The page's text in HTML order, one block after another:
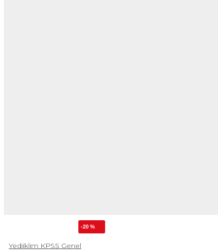
-20 %
Yediiklim KPSS Genel